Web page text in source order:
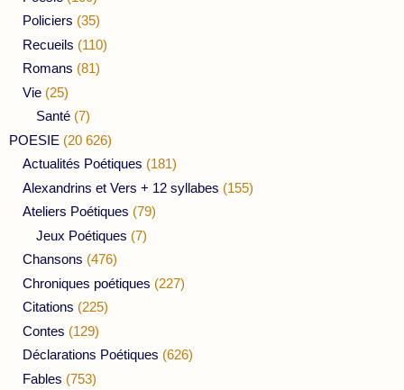
Policiers (35)
Recueils (110)
Romans (81)
Vie (25)
Santé (7)
POESIE (20 626)
Actualités Poétiques (181)
Alexandrins et Vers + 12 syllabes (155)
Ateliers Poétiques (79)
Jeux Poétiques (7)
Chansons (476)
Chroniques poétiques (227)
Citations (225)
Contes (129)
Déclarations Poétiques (626)
Fables (753)